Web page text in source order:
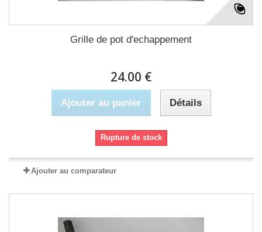
Grille de pot d'echappement
24.00 €
Ajouter au panier Détails
Rupture de stock
Ajouter au comparateur